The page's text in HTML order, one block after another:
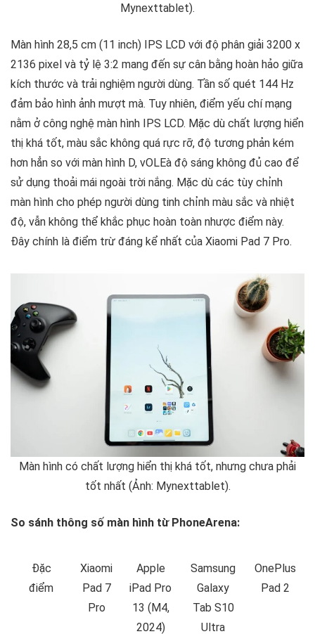
Mynexttablet).
Màn hình 28,5 cm (11 inch) IPS LCD với độ phân giải 3200 x
2136 pixel và tỷ lệ 3:2 mang đến sự cân bằng hoàn hảo giữa
kích thước và trải nghiệm người dùng. Tần số quét 144 Hz
đảm bảo hình ảnh mượt mà. Tuy nhiên, điểm yếu chí mạng
nằm ở công nghệ màn hình IPS LCD. Mặc dù chất lượng hiển
thị khá tốt, màu sắc không quá rực rỡ, độ tương phản kém
hơn hẳn so với màn hình D, vOLEà độ sáng không đủ cao để
sử dụng thoải mái ngoài trời nắng. Mặc dù các tùy chỉnh
màn hình cho phép người dùng tinh chỉnh màu sắc và nhiệt
độ, vẫn không thể khắc phục hoàn toàn nhược điểm này.
Đây chính là điểm trừ đáng kể nhất của Xiaomi Pad 7 Pro.
Màn hình có chất lượng hiển thị khá tốt, nhưng chưa phải
tốt nhất (Ảnh: Mynexttablet).
So sánh thông số màn hình từ PhoneArena:
Đặc
điểm
Xiaomi
Pad 7
Pro
Apple
iPad Pro
13 (M4,
2024)
Samsung
Galaxy
Tab S10
Ultra
OnePlus
Pad 2